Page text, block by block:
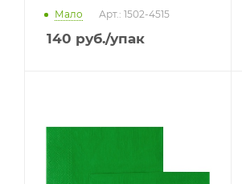
Мало Арт.: 1502-4515
140 руб./упак